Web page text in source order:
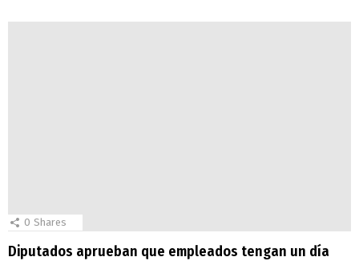
0 Shares
Diputados aprueban que empleados tengan un día